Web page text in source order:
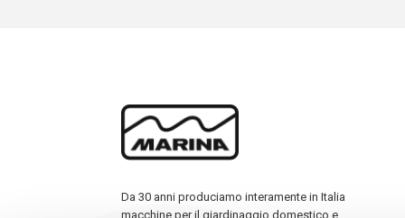
Da 30 anni produciamo interamente in Italia
macchine per il giardinaggio domestico e